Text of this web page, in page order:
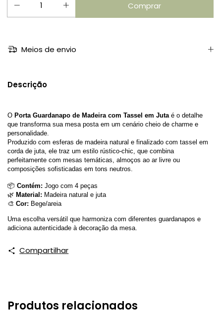
Meios de envio
Descrição
O Porta Guardanapo de Madeira com Tassel em Juta é o detalhe
que transforma sua mesa posta em um cenário cheio de charme e
personalidade.
Produzido com esferas de madeira natural e finalizado com tassel em
corda de juta, ele traz um estilo rústico-chic, que combina
perfeitamente com mesas temáticas, almoços ao ar livre ou
composições sofisticadas em tons neutros.
📦 Contém: Jogo com 4 peças
🌿 Material: Madeira natural e juta
🎨 Cor: Bege/areia
Uma escolha versátil que harmoniza com diferentes guardanapos e
adiciona autenticidade à decoração da mesa.
Compartilhar
Produtos relacionados